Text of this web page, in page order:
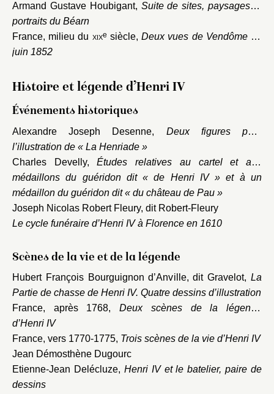
Armand Gustave Houbigant, Suite de sites, paysages et
portraits du Béarn
France, milieu du xixe siècle,Deux vues de Vendôme en
juin 1852
Histoire et légende d’Henri IV
Événements historiques
Alexandre Joseph Desenne, Deux figures pour
l’illustration de « La Henriade »
Charles Develly,Études relatives au cartel et aux
médaillons du guéridon dit « de Henri IV » et à un
médaillon du guéridon dit « du château de Pau »
Joseph Nicolas Robert Fleury, dit Robert-Fleury
Le cycle funéraire d’Henri IV à Florence en 1610
Scènes de la vie et de la légende
Hubert François Bourguignon d’Anville, dit Gravelot, La
Partie de chasse de Henri IV. Quatre dessins d’illustration
France, après 1768,Deux scènes de la légende
d’Henri IV
France, vers 1770-1775, Trois scènes de la vie d’Henri IV
Jean Démosthène Dugourc
Etienne-Jean Delécluze, Henri IV et le batelier, paire de
dessins